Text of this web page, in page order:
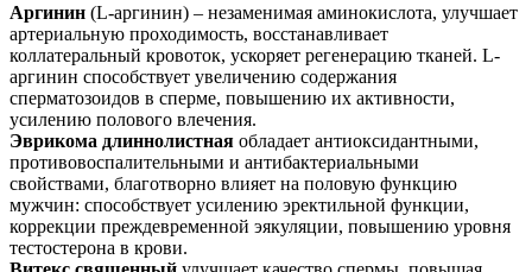
Аргинин (L-аргинин) – незаменимая аминокислота, улучшает
артериальную проходимость, восстанавливает
коллатеральный кровоток, ускоряет регенерацию тканей. L-
аргинин способствует увеличению содержания
сперматозоидов в сперме, повышению их активности,
усилению полового влечения.
Эврикома длиннолистная обладает антиоксидантными,
противовоспалительными и антибактериальными
свойствами, благотворно влияет на половую функцию
мужчин: способствует усилению эректильной функции,
коррекции преждевременной эякуляции, повышению уровня
тестостерона в крови.